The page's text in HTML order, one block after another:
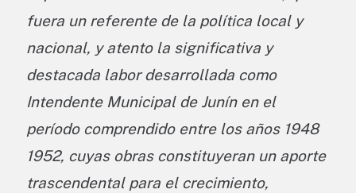
fuera un referente de la política local y
nacional, y atento la significativa y
destacada labor desarrollada como
Intendente Municipal de Junín en el
período comprendido entre los años 1948
1952, cuyas obras constituyeran un aporte
trascendental para el crecimiento,